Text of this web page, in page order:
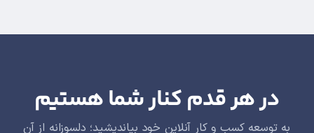
در هر قدم کنار شما هستیم
به توسعه کسب و کار آنلاین خود بیاندیشید؛ دلسوزانه از آن